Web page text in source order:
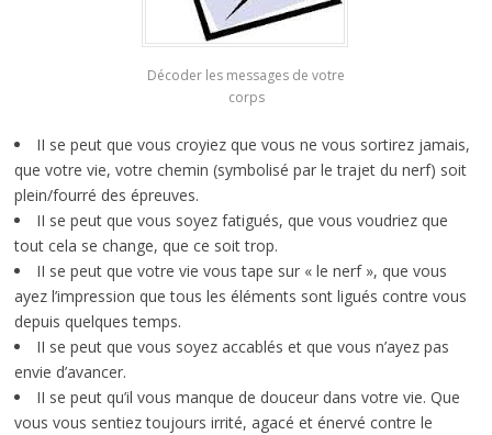
Décoder les messages de votre
corps
II se peut que vous croyiez que vous ne vous sortirez jamais,
que votre vie, votre chemin (symbolisé par le trajet du nerf) soit
plein/fourré des épreuves.
II se peut que vous soyez fatigués, que vous voudriez que
tout cela se change, que ce soit trop.
II se peut que votre vie vous tape sur « le nerf », que vous
ayez l’impression que tous les éléments sont ligués contre vous
depuis quelques temps.
II se peut que vous soyez accablés et que vous n’ayez pas
envie d’avancer.
II se peut qu’il vous manque de douceur dans votre vie. Que
vous vous sentiez toujours irrité, agacé et énervé contre le